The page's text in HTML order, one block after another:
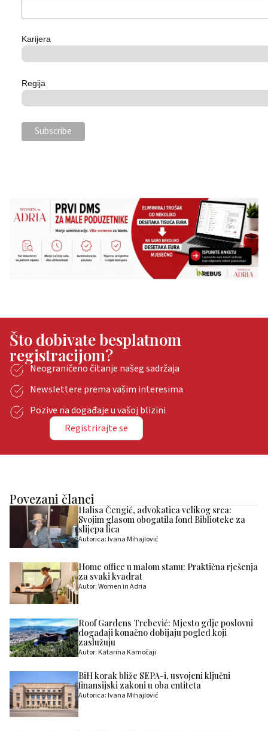
Karijera
Regija
Što dobivate besplatnom
registracijom?
Neograničeno čitanje našeg sadržaja
Newslettere prema vašim interesima
Pozive na događaje u vašoj blizini
Registrirajte se
Povezani članci
Halisa Čengić, advokatica velikog srca:
Svojim glasom obogatila fond Biblioteke za
slijepa lica
Autorica: Ivana Mihajlović
Home office u malom stanu: Praktična rješenja
za svaki kvadrat
Autor: Women in Adria
Roof Gardens Trebević: Mjesto gdje poslovni
događaji konačno dobijaju pogled koji
zaslužuju
Autor: Katarina Kamočaji
BiH korak bliže SEPA-i, usvojeni ključni
finansijski zakoni u oba entiteta
Autorica: Ivana Mihajlović